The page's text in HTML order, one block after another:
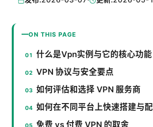
ON THIS PAGE
什么是Vpn实例与它的核心功能
VPN 协议与安全要点
如何评估和选择 VPN 服务商
如何在不同平台上快速搭建与
免费 vs 付费 VPN 的取舍